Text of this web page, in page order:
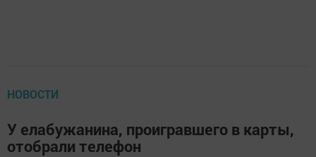
НОВОСТИ
У елабужанина, проигравшего в карты,
отобрали телефон